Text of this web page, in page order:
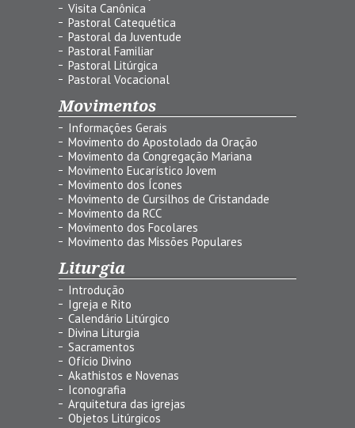
Visita Canônica
Pastoral Catequética
Pastoral da Juventude
Pastoral Familiar
Pastoral Litúrgica
Pastoral Vocacional
Movimentos
Informações Gerais
Movimento do Apostolado da Oração
Movimento da Congregação Mariana
Movimento Eucarístico Jovem
Movimento dos Ícones
Movimento de Cursilhos de Cristandade
Movimento da RCC
Movimento dos Focolares
Movimento das Missões Populares
Liturgia
Introdução
Igreja e Rito
Calendário Litúrgico
Divina Liturgia
Sacramentos
Ofício Divino
Akathistos e Novenas
Iconografia
Arquitetura das igrejas
Objetos Litúrgicos